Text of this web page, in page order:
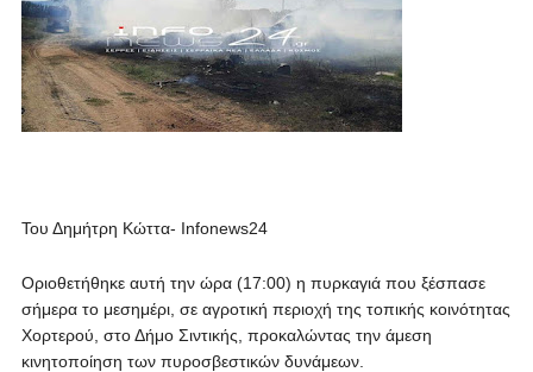
Του Δημήτρη Κώττα- Infonews24
Οριοθετήθηκε αυτή την ώρα (17:00) η πυρκαγιά που ξέσπασε
σήμερα το μεσημέρι, σε αγροτική περιοχή της τοπικής κοινότητας
Χορτερού, στο Δήμο Σιντικής, προκαλώντας την άμεση
κινητοποίηση των πυροσβεστικών δυνάμεων.